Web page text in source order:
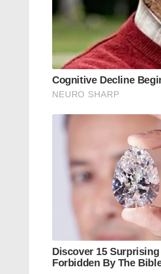
പൈതൃക സമ്പത്ത്
യുനെസ്കോയുടെ
പ്രഖ്യാപിച്ചതോടെ
നെതർലൻഡ്‌സ്
സന്ദർശിക്കും.
Chola Copper Plates